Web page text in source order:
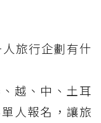
旅行企劃有什
越、中、土耳
人報名，讓旅